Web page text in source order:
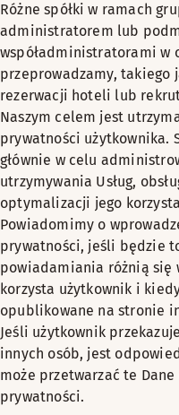
Różne spółki w ramach
administratorem lub
współadministratorami w
przeprowadzamy, takiego
rezerwacji hoteli lub
Naszym celem jest
prywatności użytkownika.
głównie w celu
utrzymywania Usług,
optymalizacji jego
Powiadomimy o
prywatności, jeśli będzie
powiadamiania różnią się
korzysta użytkownik i
opublikowane na stronie
Jeśli użytkownik
innych osób, jest
może przetwarzać te
prywatności.